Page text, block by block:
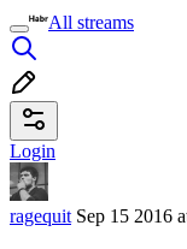
All streams
Login
ragequit Sep 15 2016